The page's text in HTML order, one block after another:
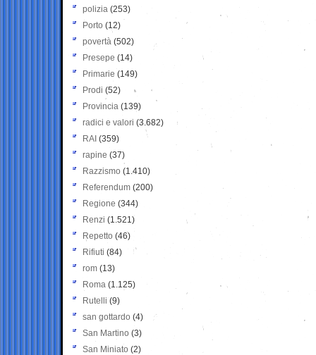
polizia (253)
Porto (12)
povertà (502)
Presepe (14)
Primarie (149)
Prodi (52)
Provincia (139)
radici e valori (3.682)
RAI (359)
rapine (37)
Razzismo (1.410)
Referendum (200)
Regione (344)
Renzi (1.521)
Repetto (46)
Rifiuti (84)
rom (13)
Roma (1.125)
Rutelli (9)
san gottardo (4)
San Martino (3)
San Miniato (2)